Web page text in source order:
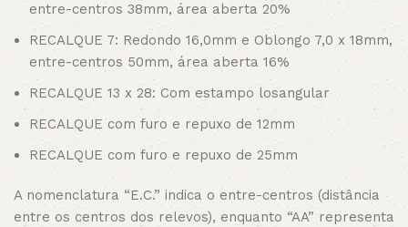
entre-centros 38mm, área aberta 20%
RECALQUE 7: Redondo 16,0mm e Oblongo 7,0 x 18mm,
entre-centros 50mm, área aberta 16%
RECALQUE 13 x 28: Com estampo losangular
RECALQUE com furo e repuxo de 12mm
RECALQUE com furo e repuxo de 25mm
A nomenclatura “E.C.” indica o entre-centros (distância
entre os centros dos relevos), enquanto “AA” representa